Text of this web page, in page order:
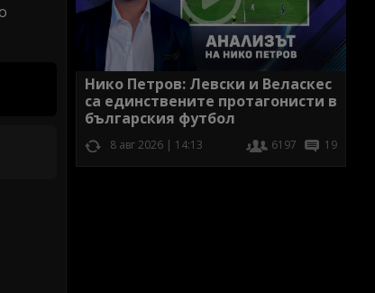
Нико Петров: Левски и Веласкес
са единствените протагонисти в
българския футбол
8 авг 2026 | 14:13 6197 19